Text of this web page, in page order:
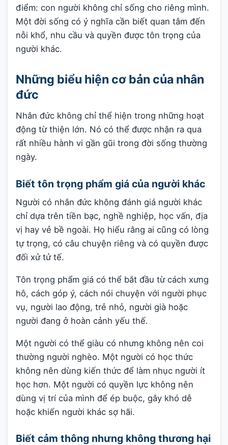
điểm: con người không chỉ sống cho riêng mình.
Một đời sống có ý nghĩa cần biết quan tâm đến
nỗi khổ, nhu cầu và quyền được tôn trọng của
người khác.
Những biểu hiện cơ bản của nhân
đức
Nhân đức không chỉ thể hiện trong những hoạt
động từ thiện lớn. Nó có thể được nhận ra qua
rất nhiều hành vi gần gũi trong đời sống thường
ngày.
Biết tôn trọng phẩm giá của người khác
Người có nhân đức không đánh giá người khác
chỉ dựa trên tiền bạc, nghề nghiệp, học vấn, địa
vị hay vẻ bề ngoài. Họ hiểu rằng ai cũng có lòng
tự trọng, có câu chuyện riêng và có quyền được
đối xử tử tế.
Tôn trọng phẩm giá có thể bắt đầu từ cách xưng
hô, cách góp ý, cách nói chuyện với người phục
vụ, người lao động, trẻ nhỏ, người già hoặc
người đang ở hoàn cảnh yếu thế.
Một người có thể giàu có nhưng không nên coi
thường người nghèo. Một người có học thức
không nên dùng kiến thức để làm nhục người ít
học hơn. Một người có quyền lực không nên
dùng vị trí của mình để ép buộc, gây khó dễ
hoặc khiến người khác sợ hãi.
Biết cảm thông nhưng không thương hại